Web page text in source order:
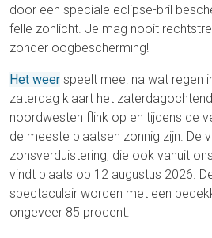
door een speciale eclipse-bril
felle zonlicht. Je mag nooit
zonder oogbescherming!
Het weer speelt mee: na wat regen
zaterdag klaart het
noordwesten flink op en tijdens de
de meeste plaatsen zonnig zijn. De
zonsverduistering, die ook vanuit
vindt plaats op 12 augustus 2026.
spectaculair worden met een
ongeveer 85 procent.